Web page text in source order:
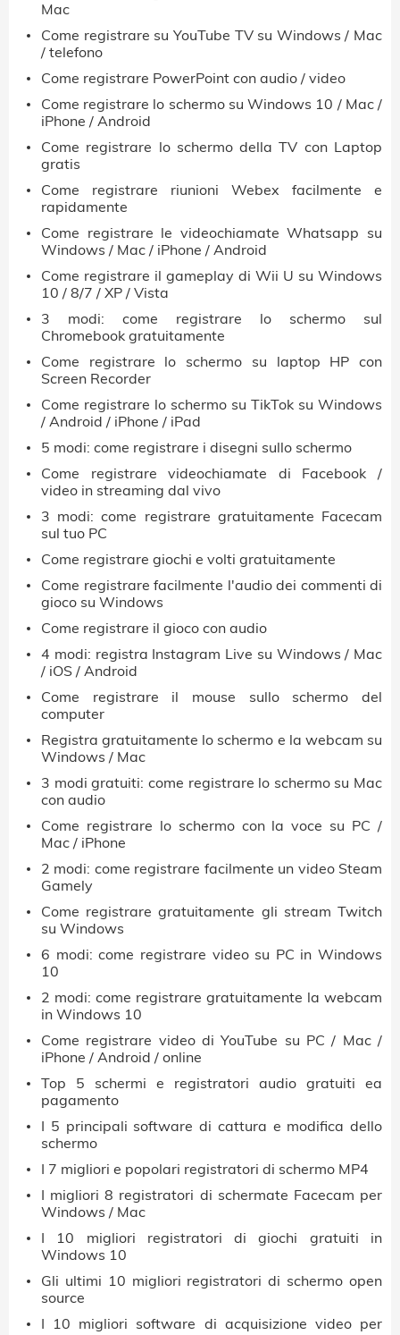
Mac
Come registrare su YouTube TV su Windows / Mac
/ telefono
Come registrare PowerPoint con audio / video
Come registrare lo schermo su Windows 10 / Mac /
iPhone / Android
Come registrare lo schermo della TV con Laptop
gratis
Come registrare riunioni Webex facilmente e
rapidamente
Come registrare le videochiamate Whatsapp su
Windows / Mac / iPhone / Android
Come registrare il gameplay di Wii U su Windows
10 / 8/7 / XP / Vista
3 modi: come registrare lo schermo sul
Chromebook gratuitamente
Come registrare lo schermo su laptop HP con
Screen Recorder
Come registrare lo schermo su TikTok su Windows
/ Android / iPhone / iPad
5 modi: come registrare i disegni sullo schermo
Come registrare videochiamate di Facebook /
video in streaming dal vivo
3 modi: come registrare gratuitamente Facecam
sul tuo PC
Come registrare giochi e volti gratuitamente
Come registrare facilmente l'audio dei commenti di
gioco su Windows
Come registrare il gioco con audio
4 modi: registra Instagram Live su Windows / Mac
/ iOS / Android
Come registrare il mouse sullo schermo del
computer
Registra gratuitamente lo schermo e la webcam su
Windows / Mac
3 modi gratuiti: come registrare lo schermo su Mac
con audio
Come registrare lo schermo con la voce su PC /
Mac / iPhone
2 modi: come registrare facilmente un video Steam
Gamely
Come registrare gratuitamente gli stream Twitch
su Windows
6 modi: come registrare video su PC in Windows
10
2 modi: come registrare gratuitamente la webcam
in Windows 10
Come registrare video di YouTube su PC / Mac /
iPhone / Android / online
Top 5 schermi e registratori audio gratuiti ea
pagamento
I 5 principali software di cattura e modifica dello
schermo
I 7 migliori e popolari registratori di schermo MP4
I migliori 8 registratori di schermate Facecam per
Windows / Mac
I 10 migliori registratori di giochi gratuiti in
Windows 10
Gli ultimi 10 migliori registratori di schermo open
source
I 10 migliori software di acquisizione video per